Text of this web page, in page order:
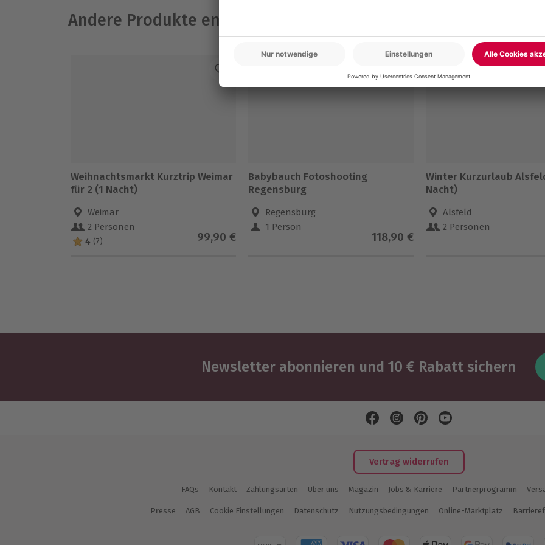
Andere Produkte entdecken
Weihnachtsmarkt Kurztrip Weimar
für 2 (1 Nacht)
Weimar
2 Personen
4 (7) 99,90 €
Babybauch Fotoshooting
Regensburg
Regensburg
1 Person
118,90 €
Winter Kurzurlaub
Nacht)
Alsfeld
2 Personen
Newsletter abonnieren und 10 € Rabatt sichern
Vertrag widerrufen
FAQs Kontakt Zahlungsarten Über uns Magazin Jobs & Karriere Partnerprogramm
Presse AGB Cookie Einstellungen Datenschutz Nutzungsbedingungen Online-Marktplatz